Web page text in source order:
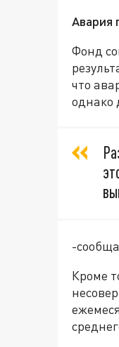
Авария
Фонд
что
однако
-
Кроме